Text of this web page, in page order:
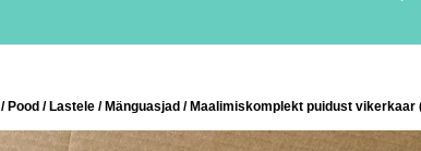
/Pood /Lastele /Mänguasjad / Maalimiskomplekt puidust vikerkaar